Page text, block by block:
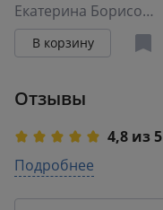
Екатерина Борисова
В корзину
Отзывы
4,8 из 5
5
Подробнее